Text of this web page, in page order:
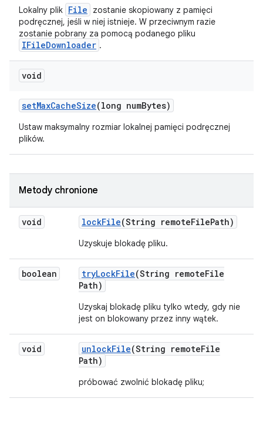
Lokalny plik File
zostanie skopiowany z pamięci
podręcznej, jeśli w niej istnieje. W przeciwnym razie
zostanie pobrany za pomocą podanego pliku
IFileDownloader .
void
setMaxCacheSize(long numBytes)
Ustaw maksymalny rozmiar lokalnej pamięci podręcznej
plików.
Metody chronione
void lockFile(String remoteFilePath)
Uzyskuje blokadę pliku.
boolean tryLockFile(String remoteFile
Path)
Uzyskaj blokadę pliku tylko wtedy, gdy nie
jest on blokowany przez inny wątek.
void unlockFile(String remoteFile
Path)
próbować zwolnić blokadę pliku;